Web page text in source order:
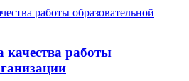
качества работы